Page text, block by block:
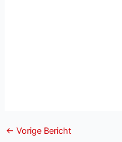
← Vorige Bericht